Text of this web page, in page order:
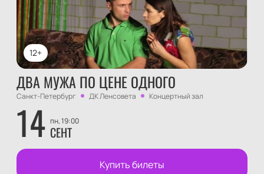
12+
ДВА МУЖА ПО ЦЕНЕ ОДНОГО
Санкт-Петербург ДК Ленсовета Концертный зал
14 пн, 19:00
СЕНТ
Купить билеты